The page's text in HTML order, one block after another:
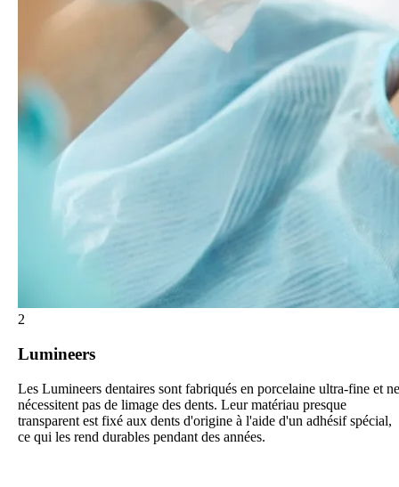
2
Lumineers
Les Lumineers dentaires sont fabriqués en porcelaine ultra-fine et ne
nécessitent pas de limage des dents. Leur matériau presque
transparent est fixé aux dents d'origine à l'aide d'un adhésif spécial,
ce qui les rend durables pendant des années.